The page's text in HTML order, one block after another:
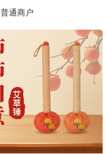
普通商户